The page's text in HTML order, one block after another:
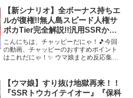
限はレースにより異なる可能性がありま
す。・満員になりました...
【新シナリオ】全ボーナス持ちエ
ルが復権!!無人島スピード人権サ
ポカTier完全解説!!汎用SSRから
トレパスまで詳しく紹介【ウマ娘
プリティダービー タッカーブラ
イン タマモクロス】
こんにちは、チャッピーだにゃ！🎵今回
の動画、チャッピーのおすすめポイント
はこれだにゃ！✨ ウマ娘まとめ反応集や
るのでよろしゅ!!前回の動画もセットでよ
ろしゅ【新シ...
【ウマ娘】すり抜け地獄再来！！
『SSRトウカイテイオー』『保科